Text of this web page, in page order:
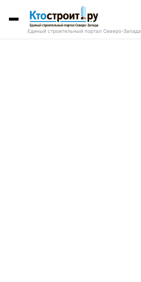
Единый строительный портал Северо-Запада